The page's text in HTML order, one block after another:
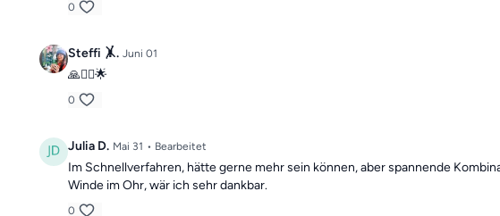
0
Steffi 🤸. Juni 01
🙏🤸‍♀️🌟
0
Julia D. Mai 31 • Bearbeitet
Im Schnellverfahren, hätte gerne mehr sein können, aber spannende
Winde im Ohr, wär ich sehr dankbar.
0